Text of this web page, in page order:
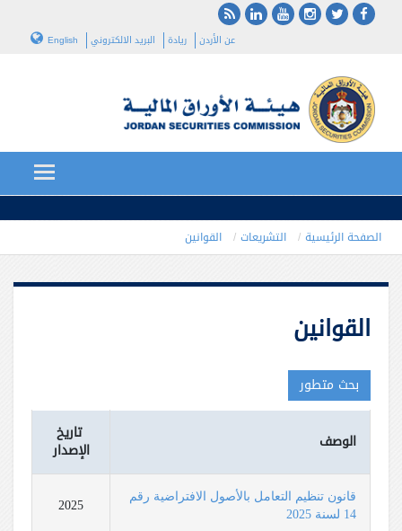
عن الأردن ريادة البريد الالكتروني English
الصفحة الرئيسية التشريعات القوانين
القوانين
بحث متطور
الوصف تاريخ
الإصدار
قانون تنظيم التعامل بالأصول الافتراضية رقم
14 لسنة 2025
2025